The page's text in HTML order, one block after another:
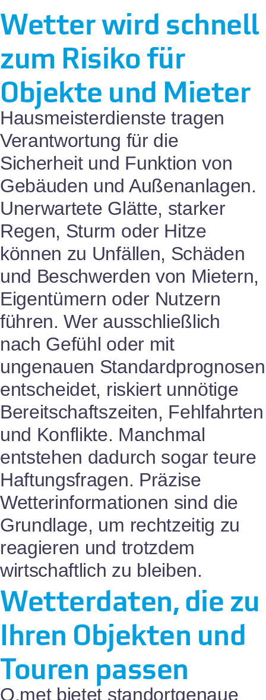
Wetter wird schnell
zum Risiko für
Objekte und Mieter
Hausmeisterdienste tragen
Verantwortung für die
Sicherheit und Funktion von
Gebäuden und Außenanlagen.
Unerwartete Glätte, starker
Regen, Sturm oder Hitze
können zu Unfällen, Schäden
und Beschwerden von Mietern,
Eigentümern oder Nutzern
führen. Wer ausschließlich
nach Gefühl oder mit
ungenauen Standardprognosen
entscheidet, riskiert unnötige
Bereitschaftszeiten, Fehlfahrten
und Konflikte. Manchmal
entstehen dadurch sogar teure
Haftungsfragen. Präzise
Wetterinformationen sind die
Grundlage, um rechtzeitig zu
reagieren und trotzdem
wirtschaftlich zu bleiben.
Wetterdaten, die zu
Ihren Objekten und
Touren passen
Q.met bietet standortgenaue